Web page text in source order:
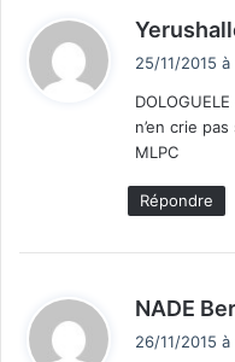
25/11/2015 à
n’en crie
MLPC
Répondre
NADE
26/11/2015